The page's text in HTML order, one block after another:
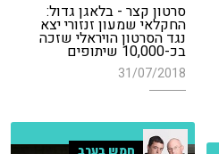
סרטון קצר - בלאגן גדול:
החקלאי שמעון זנזורי יצא
נגד הסרטון הויראלי שזכה
בכ-10,000 שיתופים
31/07/2018